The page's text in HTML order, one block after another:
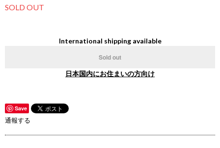
SOLD OUT
International shipping available
Sold out
日本国内にお住まいの方向け
Save
通報する